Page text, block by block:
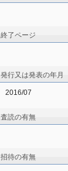
終了ページ
発行又は発表の年月
2016/07
査読の有無
招待の有無